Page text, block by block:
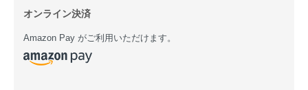
オンライン決済
Amazon Pay がご利用いただけます。